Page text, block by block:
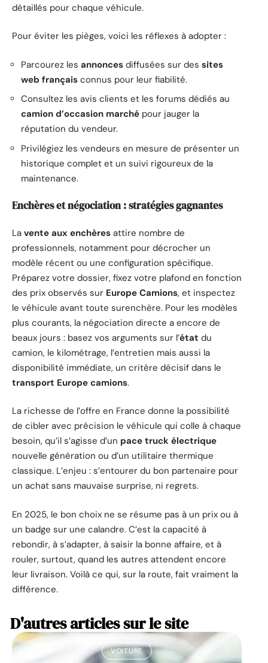
détaillés pour chaque véhicule.
Pour éviter les pièges, voici les réflexes à adopter :
Parcourez les annonces diffusées sur des sites
web français connus pour leur fiabilité.
Consultez les avis clients et les forums dédiés au
camion d’occasion marché pour jauger la
réputation du vendeur.
Privilégiez les vendeurs en mesure de présenter un
historique complet et un suivi rigoureux de la
maintenance.
Enchères et négociation : stratégies gagnantes
La vente aux enchères attire nombre de
professionnels, notamment pour décrocher un
modèle récent ou une configuration spécifique.
Préparez votre dossier, fixez votre plafond en fonction
des prix observés sur Europe Camions, et inspectez
le véhicule avant toute surenchère. Pour les modèles
plus courants, la négociation directe a encore de
beaux jours : basez vos arguments sur l’état du
camion, le kilométrage, l’entretien mais aussi la
disponibilité immédiate, un critère décisif dans le
transport Europe camions.
La richesse de l’offre en France donne la possibilité
de cibler avec précision le véhicule qui colle à chaque
besoin, qu’il s’agisse d’un pace truck électrique
nouvelle génération ou d’un utilitaire thermique
classique. L’enjeu : s’entourer du bon partenaire pour
un achat sans mauvaise surprise, ni regrets.
En 2025, le bon choix ne se résume pas à un prix ou à
un badge sur une calandre. C’est la capacité à
rebondir, à s’adapter, à saisir la bonne affaire, et à
rouler, surtout, quand les autres attendent encore
leur livraison. Voilà ce qui, sur la route, fait vraiment la
différence.
D'autres articles sur le site
VOITURE